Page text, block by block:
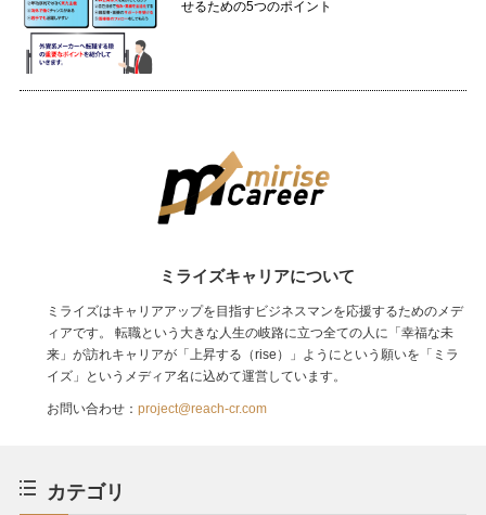
せるための5つのポイント
ミライズキャリアについて
ミライズはキャリアアップを目指すビジネスマンを応援するためのメデ
ィアです。 転職という大きな人生の岐路に立つ全ての人に「幸福な未
来」が訪れキャリアが「上昇する（rise）」ようにという願いを「ミラ
イズ」というメディア名に込めて運営しています。
お問い合わせ： project@reach-cr.com
カテゴリ